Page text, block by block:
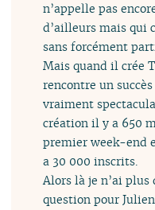
n’appelle pas
d’ailleurs mais qui
sans forcément
Mais quand il crée
rencontre un
vraiment
création il y a 650
premier week-end
a 30 000 inscrits.
Alors là je n’ai plus
question pour